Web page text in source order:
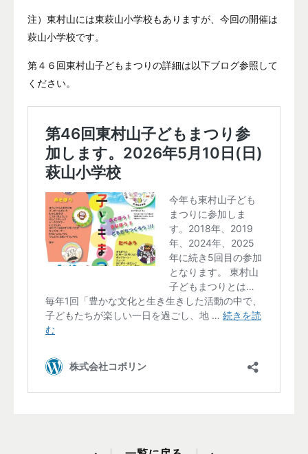
注）東村山には東萩山小学校もありますが、今回の開催は
萩山小学校です。
第４６回東村山子どもまつりの詳細は以下ブログ参照して
ください。